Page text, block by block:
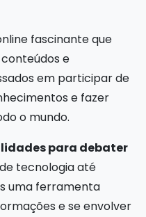
fascinante que
e
em participar de
e fazer
o mundo.
para debater
tecnologia até
uma ferramenta
e se envolver